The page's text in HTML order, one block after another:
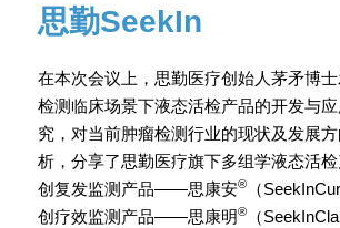
思勤SeekIn
在本次会议上，思勤医疗创始人茅矛博
检测临床场景下液态活检产品的开发与
究，对当前肿瘤检测行业的现状及发展
析，分享了思勤医疗旗下多组学液态活
创复发监测产品——思康安® （
创疗效监测产品——思康明® （